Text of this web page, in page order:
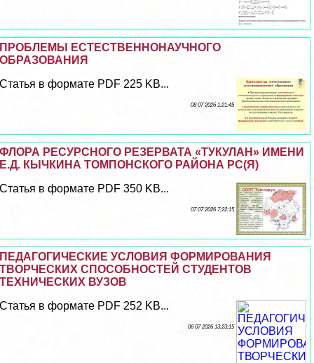
ПРОБЛЕМЫ ЕСТЕСТВЕННОНАУЧНОГО
ОБРАЗОВАНИЯ
Статья в формате PDF 225 KB...
08 07 2026 1:21:45
ФЛОРА РЕСУРСНОГО РЕЗЕРВАТА «ТУКУЛАН» ИМЕНИ
Е.Д. КЫЧКИНА ТОМПОНСКОГО РАЙОНА РС(Я)
Статья в формате PDF 350 KB...
07 07 2026 7:22:15
ПЕДАГОГИЧЕСКИЕ УСЛОВИЯ ФОРМИРОВАНИЯ
ТВОРЧЕСКИХ СПОСОБНОСТЕЙ СТУДЕНТОВ
ТЕХНИЧЕСКИХ ВУЗОВ
Статья в формате PDF 252 KB...
06 07 2026 13:23:15